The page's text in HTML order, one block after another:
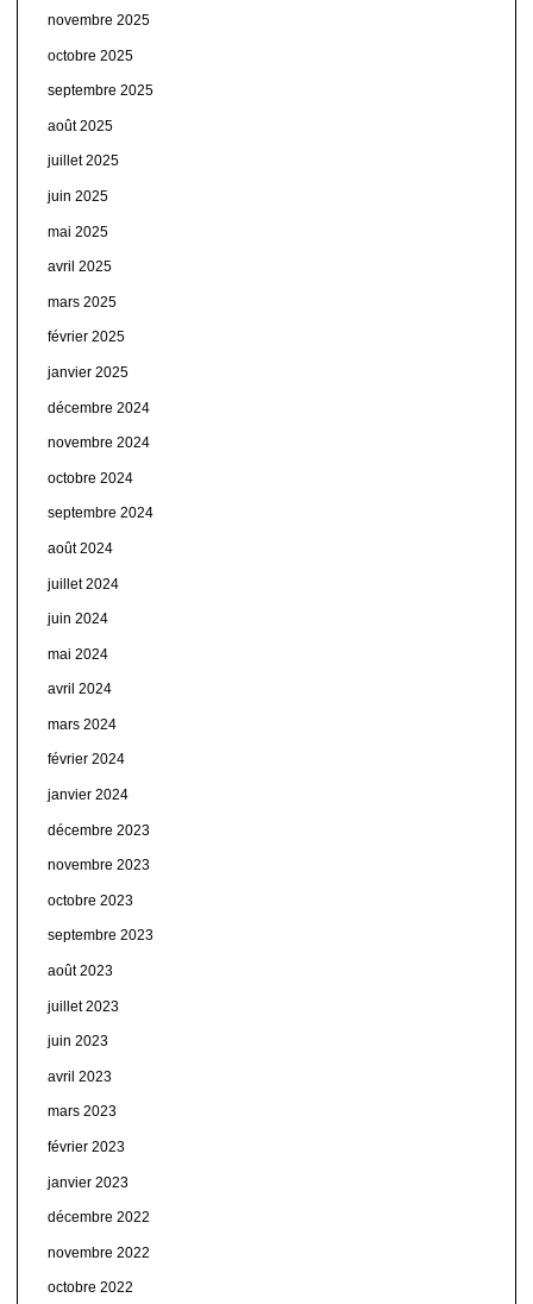
novembre 2025
octobre 2025
septembre 2025
août 2025
juillet 2025
juin 2025
mai 2025
avril 2025
mars 2025
février 2025
janvier 2025
décembre 2024
novembre 2024
octobre 2024
septembre 2024
août 2024
juillet 2024
juin 2024
mai 2024
avril 2024
mars 2024
février 2024
janvier 2024
décembre 2023
novembre 2023
octobre 2023
septembre 2023
août 2023
juillet 2023
juin 2023
avril 2023
mars 2023
février 2023
janvier 2023
décembre 2022
novembre 2022
octobre 2022